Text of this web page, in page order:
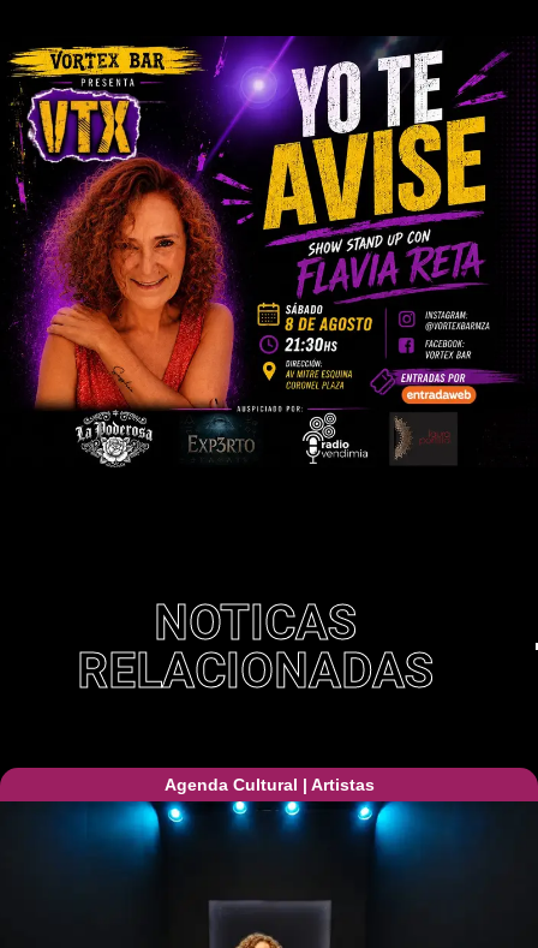
NOTICAS
RELACIONADAS
Agenda Cultural | Artistas